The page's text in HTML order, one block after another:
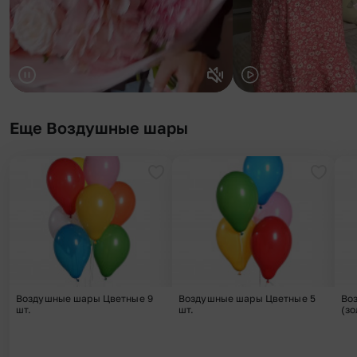
Еще Воздушные шары
Добавить в избранное
Воздушные шары Цветные 9
шт.
Воздушные шары Цветные 5
шт.